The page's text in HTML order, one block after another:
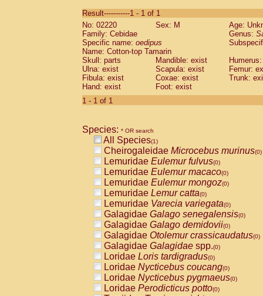
CebidaeSaguinus labiatus(0)
Cebidae Saguinus leucopus (0)
Cebidae
CebidaeSaguinus mystax
Cebidae Saguinus nigricollis (0)
Cebidae Saguinus oedipus
Cebidae Saguinus weddelli
Cebidae Saguinusspp.
Cebidae
CebidaeCebus capucinus
CebidaeCebus nigrivittatus
CebidaeCebus spp.(0)
CebidaeSaimiri boliviensis(0)
CebidaeSaimiri sciureus(0)
AtelidaeAlouatta caraya(0)
AtelidaeAlouatta fusca(0)
AtelidaeAlouatta seniculus(0)
AtelidaeAlouattaspp.(0)
AtelidaeAteles belzebuth(0)
AtelidaeAteles geoffroyi(0)
AtelidaeAteles paniscus(0)
AtelidaeAtelesspp.(0)
AtelidaeLagothrix lagothricha(0)
AtelidaeLagothrix lagothricha cana
PitheciidaeCacajao calvus
Result-----------1 - 1 of 1
No: 02220
Sex: M
Age:
Family: Cebidae
Genus:
Specific name: oedipus
Name: Cotton-top Tamarin
Skull: parts
Mandible: exist
Ulna: exist
Scapula: exist
Femur:
Fibula: exist
Coxae: exist
Trunk:
Hand: exist
Foot: exist
1 - 1 of 1
Species: * OR search
All Species(1)
Cheirogaleidae Microcebus murinus(0)
Lemuridae Eulemur fulvus(0)
Lemuridae Eulemur macaco(0)
Lemuridae Eulemur mongoz(0)
Lemuridae Lemur catta(0)
Lemuridae Varecia variegata(0)
Galagidae Galago senegalensis(0)
Galagidae Galago demidovii(0)
Galagidae Otolemur crassicaudatus(0)
Galagidae Galagidae spp.(0)
Loridae Loris tardigradus(0)
Loridae Nycticebus coucang(0)
Loridae Nycticebus pygmaeus(0)
Loridae Perodicticus potto(0)